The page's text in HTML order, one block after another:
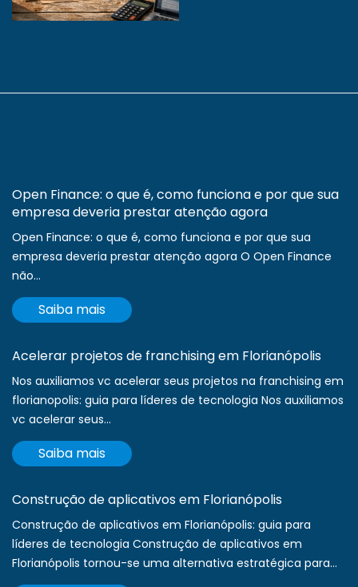
Open Finance: o que é, como funciona e por que sua
empresa deveria prestar atenção agora
Open Finance: o que é, como funciona e por que sua
empresa deveria prestar atenção agora O Open Finance
não...
Saiba mais
Acelerar projetos de franchising em Florianópolis
Nos auxiliamos vc acelerar seus projetos na franchising em
florianopolis: guia para líderes de tecnologia Nos auxiliamos
vc acelerar seus...
Saiba mais
Construção de aplicativos em Florianópolis
Construção de aplicativos em Florianópolis: guia para
líderes de tecnologia Construção de aplicativos em
Florianópolis tornou-se uma alternativa estratégica para...